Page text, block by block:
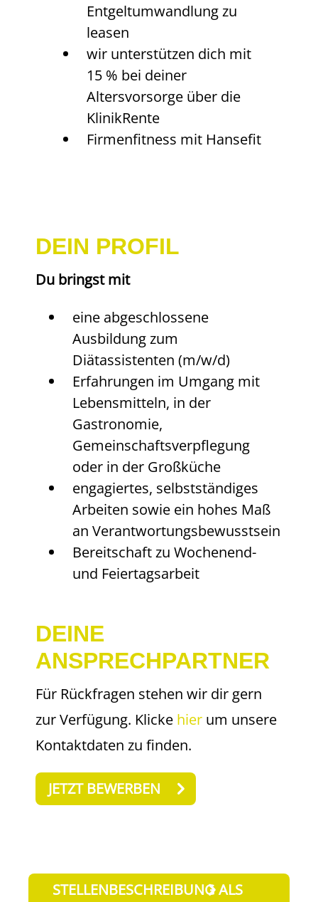
Entgeltumwandlung zu
leasen
wir unterstützen dich mit
15 % bei deiner
Altersvorsorge über die
KlinikRente
Firmenfitness mit Hansefit
DEIN PROFIL
Du bringst mit
eine abgeschlossene
Ausbildung zum
Diätassistenten (m/w/d)
Erfahrungen im Umgang mit
Lebensmitteln, in der
Gastronomie,
Gemeinschaftsverpflegung
oder in der Großküche
engagiertes, selbstständiges
Arbeiten sowie ein hohes Maß
an Verantwortungsbewusstsein
Bereitschaft zu Wochenend-
und Feiertagsarbeit
DEINE
ANSPRECHPARTNER
Für Rückfragen stehen wir dir gern
zur Verfügung. Klicke hier um unsere
Kontaktdaten zu finden.
JETZT BEWERBEN
STELLENBESCHREIBUNG ALS